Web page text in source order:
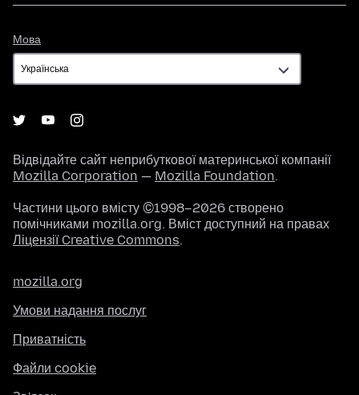
Мова
Відвідайте сайт неприбуткової материнської компанії
Mozilla Corporation — Mozilla Foundation.
Частини цього вмісту ©1998–2026 створено
помічниками mozilla.org. Вміст доступний на правах
Ліцензії Creative Commons.
mozilla.org
Умови надання послуг
Приватність
Файли cookie